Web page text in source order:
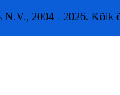
2004 - 2026. Kõik